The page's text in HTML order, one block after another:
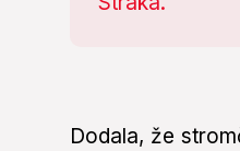
Dodala, že